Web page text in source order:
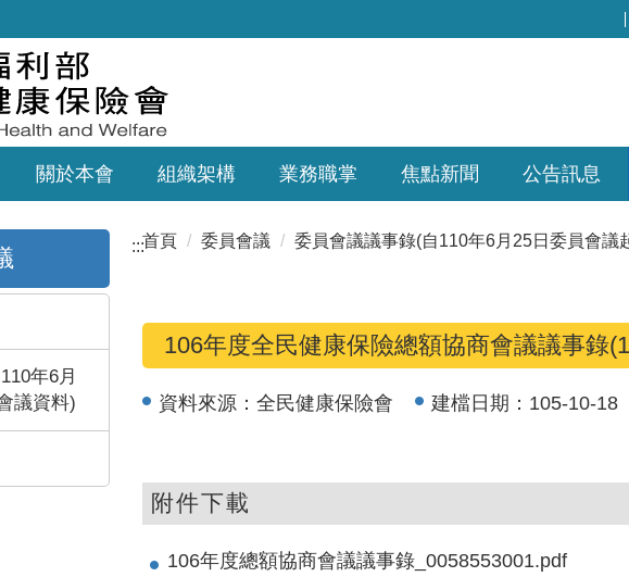
關於本會 組織架構 業務職掌 焦點新聞 公告訊息
年6月
議資料)
:::首頁 委員會議 委員會議議事錄(自110年6月25日委員會議
106年度全民健康保險總額協商會議議事錄
資料來源： 全民健康保險會 建檔日期： 105-10-18
附件下載
106年度總額協商會議議事錄_0058553001.pdf